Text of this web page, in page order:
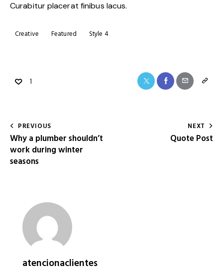
Curabitur placerat finibus lacus.
Creative Featured Style 4
1
PREVIOUS
Why a plumber shouldn’t
work during winter
seasons
NEXT
Quote Post
atencionaclientes